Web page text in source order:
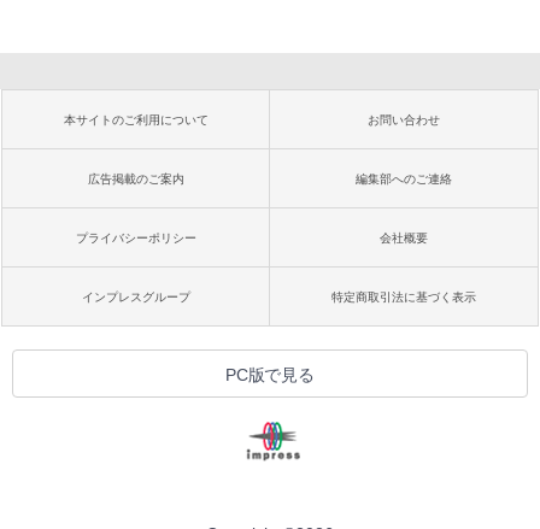
本サイトのご利用について お問い合わせ
広告掲載のご案内 編集部へのご連絡
プライバシーポリシー 会社概要
インプレスグループ 特定商取引法に基づく表示
PC版で見る